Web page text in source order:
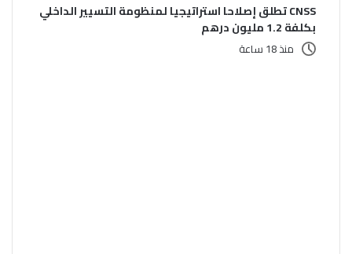
CNSS تطلق إصلاحا استراتيجيا لمنظومة التسيير الداخلي
بكلفة 1.2 مليون درهم
منذ 18 ساعة